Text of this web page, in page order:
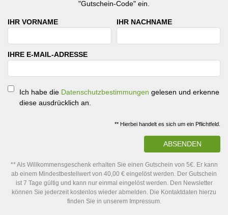
"Gutschein-Code" ein.
IHR VORNAME IHR NACHNAME
IHRE E-MAIL-ADRESSE
Ich habe die Datenschutzbestimmungen gelesen und erkenne
diese ausdrücklich an.
** Hierbei handelt es sich um ein Pflichtfeld.
ABSENDEN
** Als Willkommensgeschenk erhalten Sie einen Gutschein von 5€. Er kann
ab einem Mindestbestellwert von 40,00 € eingelöst werden. Der Gutschein
ist 7 Tage gültig und kann nur einmal eingelöst werden. Den Newsletter
können Sie jederzeit kostenlos wieder abmelden. Die Kontaktdaten hierzu
finden Sie in unserem Impressum.